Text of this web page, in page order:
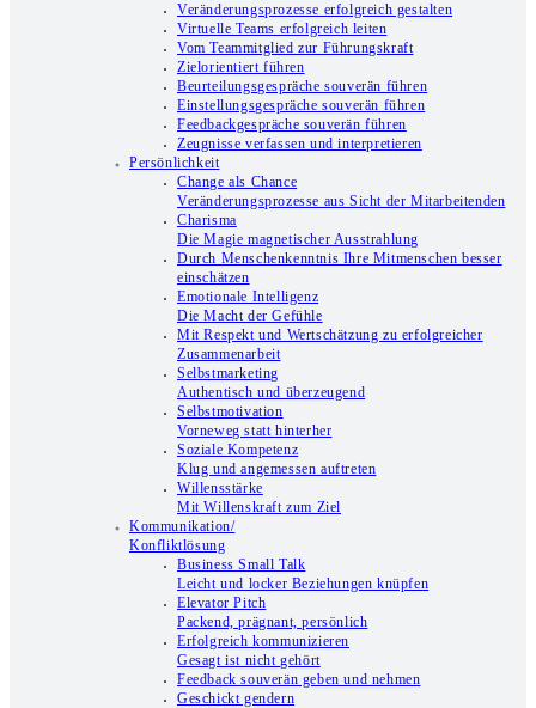
Veränderungsprozesse erfolgreich gestalten
Virtuelle Teams erfolgreich leiten
Vom Teammitglied zur Führungskraft
Zielorientiert führen
Beurteilungsgespräche souverän führen
Einstellungsgespräche souverän führen
Feedbackgespräche souverän führen
Zeugnisse verfassen und interpretieren
Persönlichkeit
Change als Chance
Veränderungsprozesse aus Sicht der Mitarbeitenden
Charisma
Die Magie magnetischer Ausstrahlung
Durch Menschenkenntnis Ihre Mitmenschen besser
einschätzen
Emotionale Intelligenz
Die Macht der Gefühle
Mit Respekt und Wertschätzung zu erfolgreicher
Zusammenarbeit
Selbstmarketing
Authentisch und überzeugend
Selbstmotivation
Vorneweg statt hinterher
Soziale Kompetenz
Klug und angemessen auftreten
Willensstärke
Mit Willenskraft zum Ziel
Kommunikation/
Konfliktlösung
Business Small Talk
Leicht und locker Beziehungen knüpfen
Elevator Pitch
Packend, prägnant, persönlich
Erfolgreich kommunizieren
Gesagt ist nicht gehört
Feedback souverän geben und nehmen
Geschickt gendern